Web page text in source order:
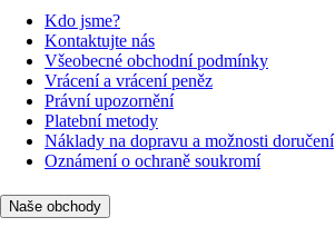
Kdo jsme?
Kontaktujte nás
Všeobecné obchodní podmínky
Vrácení a vrácení peněz
Právní upozornění
Platební metody
Náklady na dopravu a možnosti doručení
Oznámení o ochraně soukromí
Naše obchody